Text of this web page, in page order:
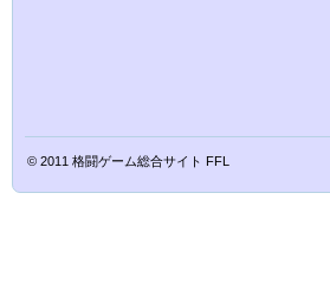
© 2011 格闘ゲーム総合サイト FFL